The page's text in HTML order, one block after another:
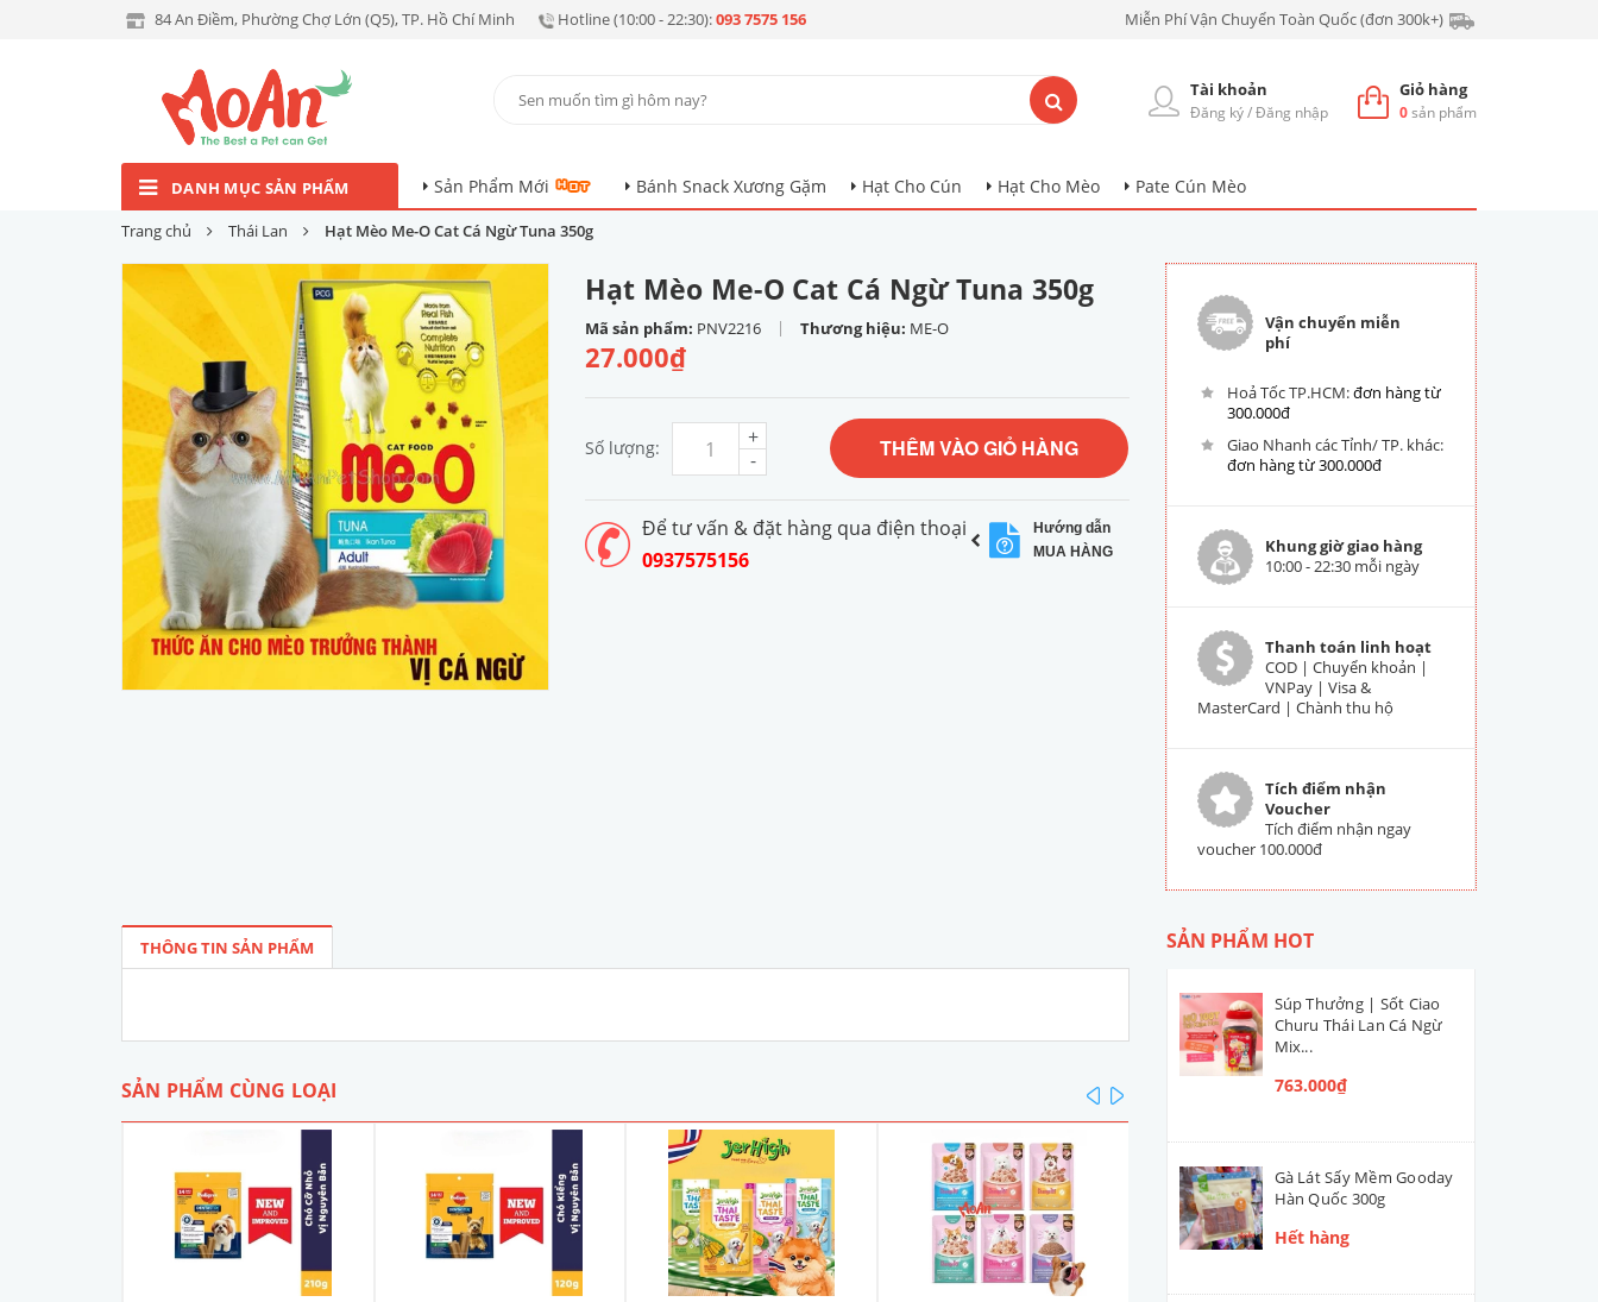
84 An Điềm, Phường Chợ Lớn (Q5), TP. Hồ Chí Minh Hotline (10:00 - 22:30):093 7575 156 Miễn Phí Vận Chuyển Toàn Quốc (đơn 300k+)
Giỏ hàng
0sản phẩm
Tài khoản
Đăng ký/Đăng nhập
DANH MỤC SẢN PHẨM Sản Phẩm Mới Bánh Snack Xương Gặm Hạt Cho Cún Hạt Cho Mèo Pate Cún Mèo
Trang chủ Thái Lan Hạt Mèo Me-O Cat Cá Ngừ Tuna 350g
Hạt Mèo Me-O Cat Cá Ngừ Tuna 350g
Mã sản phẩm: PNV2216 | Thương hiệu: ME-O
27.000₫
Số lượng: -
+ THÊM VÀO GIỎ HÀNG
Để tư vấn & đặt hàng qua điện thoại
0937575156
Hướng dẫn
MUA HÀNG
Vận chuyển miễn
phí
Hoả Tốc TP.HCM:đơn hàng từ
300.000đ
Giao Nhanh các Tỉnh/ TP. khác:
đơn hàng từ 300.000đ
Khung giờ giao hàng
10:00 - 22:30 mỗi ngày
Thanh toán linh hoạt
COD | Chuyển khoản |
VNPay | Visa &
MasterCard | Chành thu hộ
Tích điểm nhận
Voucher
Tích điểm nhận ngay
voucher 100.000đ
THÔNG TIN SẢN PHẨM
SẢN PHẨM CÙNG LOẠI prev
SẢN PHẨM HOT
Súp Thưởng | Sốt Ciao
Churu Thái Lan Cá Ngừ
Mix...
763.000₫
Gà Lát Sấy Mềm Gooday
Hàn Quốc 300g
Hết hàng